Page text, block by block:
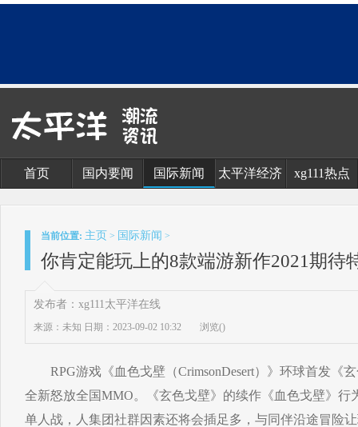
首页 国内要闻 国际新闻 太平洋经济 xg111热点
当前位置: 主页 > 国际新闻 >
你肯定能玩上的8款端游新作2021期待
发布者：xg111太平洋在线
来源：未知 日期：2023-09-02 10:32 浏览()
RPG游戏《血色戈壁（CrimsonDesert）》环球首发《玄
全新怒放全国MMO。《玄色戈壁》的续作《血色戈壁》行
单人战，人集团社群因素还将会插足多，与同伴沿途冒险